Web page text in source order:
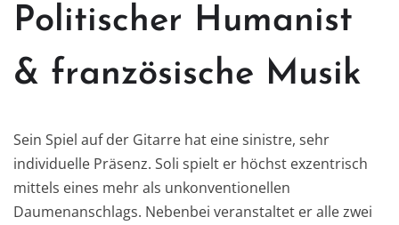
Politischer Humanist
& französische Musik
Sein Spiel auf der Gitarre hat eine sinistre, sehr
individuelle Präsenz. Soli spielt er höchst exzentrisch
mittels eines mehr als unkonventionellen
Daumenanschlags. Nebenbei veranstaltet er alle zwei